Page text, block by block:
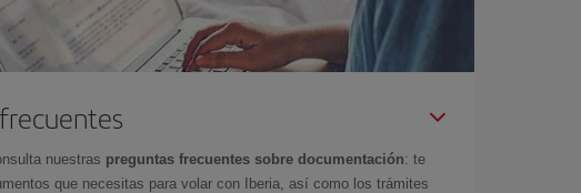
nuestras preguntas frecuentes sobre documentación: te
que necesitas para volar con Iberia, así como los trámites